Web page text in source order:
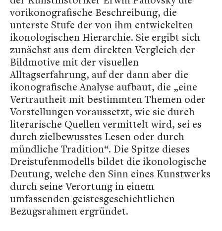
vorikonografische Beschreibung, die
unterste Stufe der von ihm entwickelten
ikonologischen Hierarchie. Sie ergibt sich
zunächst aus dem direkten Vergleich der
Bildmotive mit der visuellen
Alltagserfahrung, auf der dann aber die
ikonografische Analyse aufbaut, die „eine
Vertrautheit mit bestimmten Themen oder
Vorstellungen voraussetzt, wie sie durch
literarische Quellen vermittelt wird, sei es
durch zielbewusstes Lesen oder durch
mündliche Tradition“. Die Spitze dieses
Dreistufenmodells bildet die ikonologische
Deutung, welche den Sinn eines Kunstwerks
durch seine Verortung in einem
umfassenden geistesgeschichtlichen
Bezugsrahmen ergründet.